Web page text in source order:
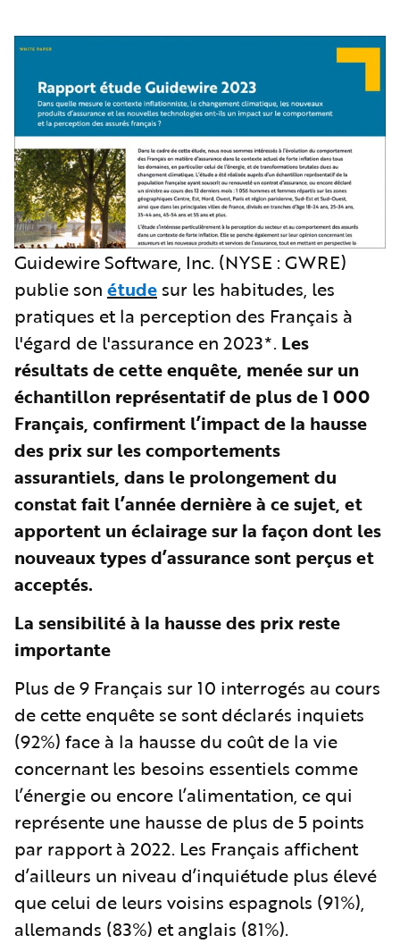
Guidewire Software, Inc. (NYSE : GWRE)
publie son étude sur les habitudes, les
pratiques et la perception des Français à
l'égard de l'assurance en 2023*. Les
résultats de cette enquête, menée sur un
échantillon représentatif de plus de 1 000
Français, confirment l’impact de la hausse
des prix sur les comportements
assurantiels, dans le prolongement du
constat fait l’année dernière à ce sujet, et
apportent un éclairage sur la façon dont les
nouveaux types d’assurance sont perçus et
acceptés.
La sensibilité à la hausse des prix reste
importante
Plus de 9 Français sur 10 interrogés au cours
de cette enquête se sont déclarés inquiets
(92%) face à la hausse du coût de la vie
concernant les besoins essentiels comme
l’énergie ou encore l’alimentation, ce qui
représente une hausse de plus de 5 points
par rapport à 2022. Les Français affichent
d’ailleurs un niveau d’inquiétude plus élevé
que celui de leurs voisins espagnols (91%),
allemands (83%) et anglais (81%).